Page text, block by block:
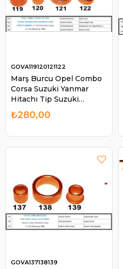
Marş Burcu Opel Combo
Corsa Suzuki Yanmar
Hitachı Tip Suzuki
Forklift Nissan Isuzu |
GOVA 119120121122
GOVA119120121122
₺280,00
GOVA137138139